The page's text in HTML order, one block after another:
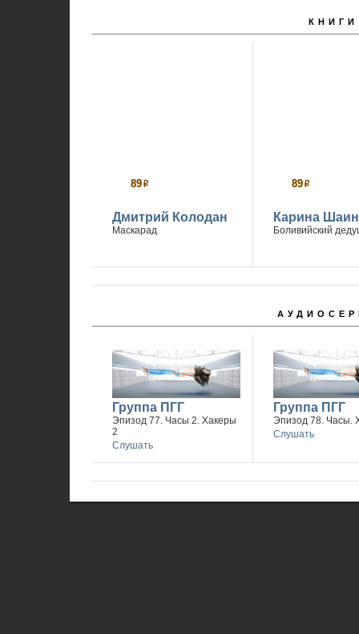
КНИГИ
89р
Дмитрий Колодан
Маскарад
89р
Карина
Боливийский
Группа ПГГ
Эпизод 77. Часы 2. Хакеры
2
Слушать
Группа ПГГ
Эпизод 78. Часы.
Слушать